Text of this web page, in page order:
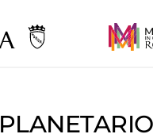
PLANETARIO